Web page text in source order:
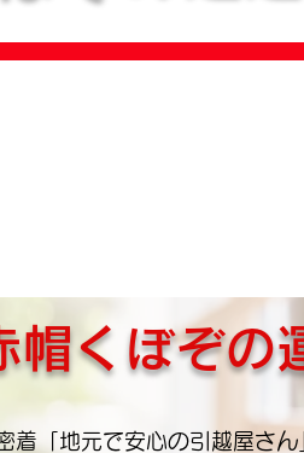
くぼぞの
「地元で安心の引越屋さん